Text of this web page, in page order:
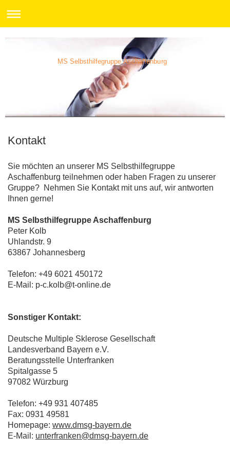
MS Selbsthilfegruppe Aschaffenburg
Kontakt
Sie möchten an unserer MS Selbsthilfegruppe
Aschaffenburg teilnehmen oder haben Fragen zu unserer
Gruppe? Nehmen Sie Kontakt mit uns auf, wir antworten
Ihnen gerne!
MS Selbsthilfegruppe Aschaffenburg
Peter Kolb
Uhlandstr. 9
63867 Johannesberg
Telefon: +49 6021 450172
E-Mail: p-c.kolb@t-online.de
Sonstiger Kontakt:
Deutsche Multiple Sklerose Gesellschaft
Landesverband Bayern e.V.
Beratungsstelle Unterfranken
Spitalgasse 5
97082 Würzburg
Telefon: +49 931 407485
Fax: 0931 49581
Homepage: www.dmsg-bayern.de
E-Mail: unterfranken@dmsg-bayern.de